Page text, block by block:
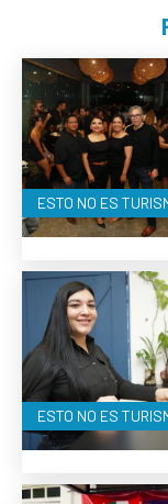
ESTO NO ES
ESTO NO ES